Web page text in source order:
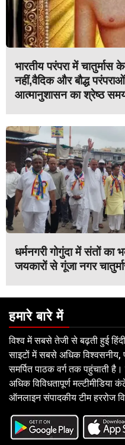
भारतीय परंपरा में
नहीं,वैदिक और बौद्ध
आत्मानुशासन का श्रेष्ठ
धर्मनगरी गोगुंदा में संतों का
जयकारों से गूंजा नगर
हमारे बारे में
विश्व में सबसे तेजी से बढ़ती हुई
साइटों में सबसे अधिक विश्वसनीय,
समर्पित पाठक वर्ग तक पहुंचाती
अधिक विविधतापूर्ण मल्टीमीडिया
ऑनलाइन संपादकीय टीम हररोज